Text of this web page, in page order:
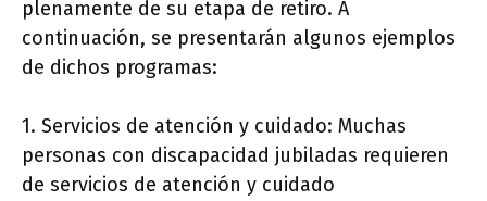
plenamente de su etapa de retiro. A
continuación, se presentarán algunos ejemplos
de dichos programas:
1. Servicios de atención y cuidado: Muchas
personas con discapacidad jubiladas requieren
de servicios de atención y cuidado